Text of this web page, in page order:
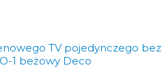
TV pojedynczego bez
1 beżowy Deco